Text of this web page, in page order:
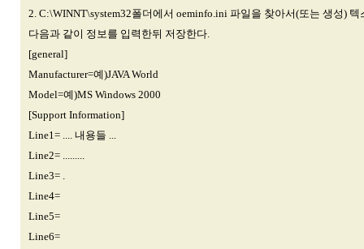
2. C:\WINNT\system32폴더에서 oeminfo.ini 파일을 찾아서(또는 생성)
다음과 같이 정보를 입력한뒤 저장한다.
[general]
Manufacturer=예)JAVA World
Model=예)MS Windows 2000
[Support Information]
Line1= .... 내용들 ...
Line2= .........
Line3= .
Line4=
Line5=
Line6=